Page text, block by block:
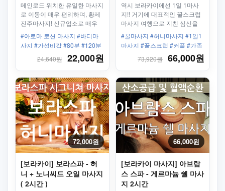
메인로드 위치한 유일한 마사지
로 이동이 매우 편리하며, 황제
진주마사지! 신규업소로 매우
깨끗합니다.
#아로마 로션 마사지 #바디마
사지 #가성비갑 #80분 #120분
#최저가 마사지! #화이트비치 #
스테이션3 #커플 #가족 #남자
24,640원 22,000원
역시 보라카이에선 1일 1마사
지!! 거기에 대표적인 꿀스크럽
마사지 여행으로 지친 심신을
풀어줄 꿀같은 허니마사지!
#꿀마사지 #허니마사지 #1일1
마사지 #꿀스크럽 #커플 #가족
#샤워 #세탁건조 #보모서비스
73,920원 66,000원
72,000원
[보라카이] 보라스파 - 허
니 + 노니씨드 오일 마사지
( 2시간 )
66,000원
[보라카이 마사지] 아브람
스 스파 - 게르마늄 쉘 마사
지 2시간